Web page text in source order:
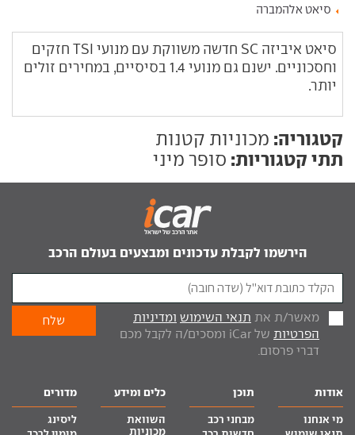
סיאט אלהמברה
סיאט איביזה SC חדשה משווקת עם מנועי TSI חזקים
וחסכוניים. ישנם גם מנועי 1.4 בסיסיים, במחירים זולים
יותר.
קטגוריה: מכוניות קטנות
תתי קטגוריות: סופר מיני
הירשמו לקבלת עדכונים ומבצעים בעולם הרכב
מאשר/ת את תנאי השימוש ומדיניות
הפרטיות
של iCar ומסכים/ה לקבל מכם
דברי פרסום.
אודות
מי אנחנו
תוכן
מבחני רכב
כלים ומידע
השוואת
מכוניות
מדורים
ליסינג